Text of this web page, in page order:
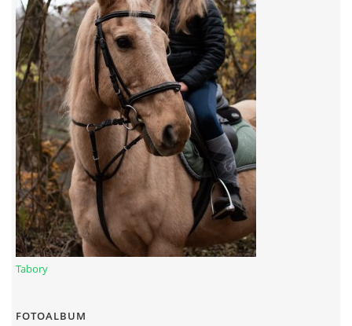
JARNÍ BRIGÁDA 20.5.2023
DNE 17.11.2023 KROUŽEK JEZDECTVÍ NENÍ
DĚKUJEME MĚSTU RYCHVALD ZA DOTACI V ROCE 2023
NABÍZÍME BRIGÁDU U NÁS VE STÁJI. PRO BLIŽŠÍ INFO
VOLEJTE 604265192
DĚKUJEME ZA PODPORU ČESKÉ UNIÍ SPORTU
Tabory
FOTOALBUM